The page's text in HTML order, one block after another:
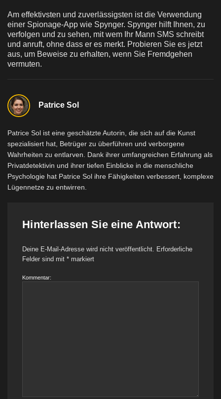
Am effektivsten und zuverlässigsten ist die Verwendung
einer Spionage-App wie Spynger. Spynger hilft Ihnen, zu
verfolgen und zu sehen, mit wem Ihr Mann SMS schreibt
und anruft, ohne dass er es merkt. Probieren Sie es jetzt
aus, um Beweise zu erhalten, wenn Sie Fremdgehen
vermuten.
Patrice Sol
Patrice Sol ist eine geschätzte Autorin, die sich auf die Kunst
spezialisiert hat, Betrüger zu überführen und verborgene
Wahrheiten zu entlarven. Dank ihrer umfangreichen Erfahrung als
Privatdetektivin und ihrer tiefen Einblicke in die menschliche
Psychologie hat Patrice Sol ihre Fähigkeiten verbessert, komplexe
Lügennetze zu entwirren.
Hinterlassen Sie eine Antwort:
Deine E-Mail-Adresse wird nicht veröffentlicht. Erforderliche
Felder sind mit * markiert
Kommentar: